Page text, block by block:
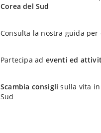
Corea del Sud
Consulta la nostra guida
Partecipa ad eventi ed
Scambia consigli sulla vita in
Sud